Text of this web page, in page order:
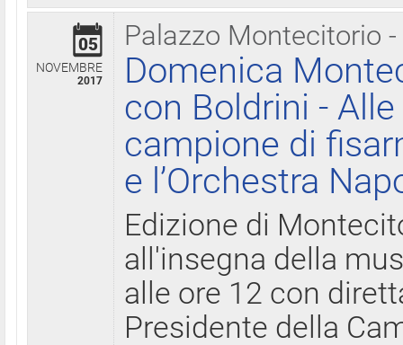
Palazzo Montecitorio
05
NOVEMBRE
2017
Domenica
con Boldrini -
campione di
e l’Orchestra
Edizione di
all'insegna della
alle ore 12 con
Presidente della